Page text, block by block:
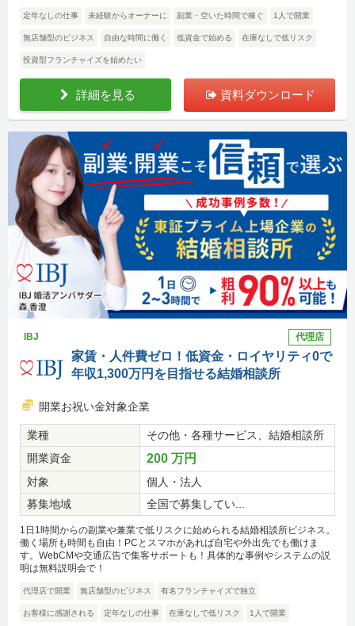
定年なしの仕事 未経験からオーナーに 副業・空いた時間で稼ぐ 1人で開業
無店舗型のビジネス 自由な時間に働く 低資金で始める 在庫なしで低リスク
投資型フランチャイズを始めたい
詳細を見る 資料ダウンロード
IBJ 代理店
家賃・人件費ゼロ！低資金・ロイヤリティ0で
年収1,300万円を目指せる結婚相談所
開業お祝い金対象企業
業種
その他・各種サービス、結婚相談所
開業資金
200 万円
対象
個人・法人
募集地域
全国で募集してい...
1日1時間からの副業や兼業で低リスクに始められる結婚相談所ビジネス。
働く場所も時間も自由！PCとスマホがあれば自宅や外出先でも働けま
す。WebCMや交通広告で集客サポートも！具体的な事例やシステムの説
明は無料説明会で！
代理店で開業 無店舗型のビジネス 有名フランチャイズで独立
お客様に感謝される 定年なしの仕事 在庫なしで低リスク 1人で開業